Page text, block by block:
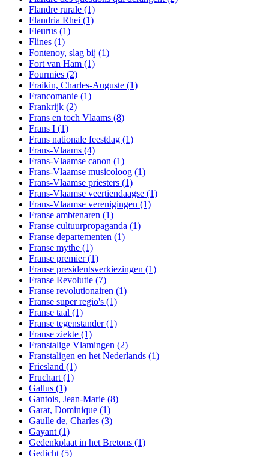
Flandre rurale (1)
Flandria Rhei (1)
Fleurus (1)
Flines (1)
Fontenoy, slag bij (1)
Fort van Ham (1)
Fourmies (2)
Fraikin, Charles-Auguste (1)
Francomanie (1)
Frankrijk (2)
Frans en toch Vlaams (8)
Frans I (1)
Frans nationale feestdag (1)
Frans-Vlaams (4)
Frans-Vlaamse canon (1)
Frans-Vlaamse musicoloog (1)
Frans-Vlaamse priesters (1)
Frans-Vlaamse veertiendaagse (1)
Frans-Vlaamse verenigingen (1)
Franse ambtenaren (1)
Franse cultuurpropaganda (1)
Franse departementen (1)
Franse mythe (1)
Franse premier(1)
Franse presidentsverkiezingen (1)
Franse Revolutie (7)
Franse revolutionairen (1)
Franse super regio's (1)
Franse taal (1)
Franse tegenstander(1)
Franse ziekte (1)
Franstalige Vlamingen (2)
Franstaligen en het Nederlands (1)
Friesland (1)
Fruchart (1)
Gallus (1)
Gantois, Jean-Marie (8)
Garat, Dominique (1)
Gaulle de, Charles (3)
Gayant (1)
Gedenkplaat in het Bretons (1)
Gedicht (5)